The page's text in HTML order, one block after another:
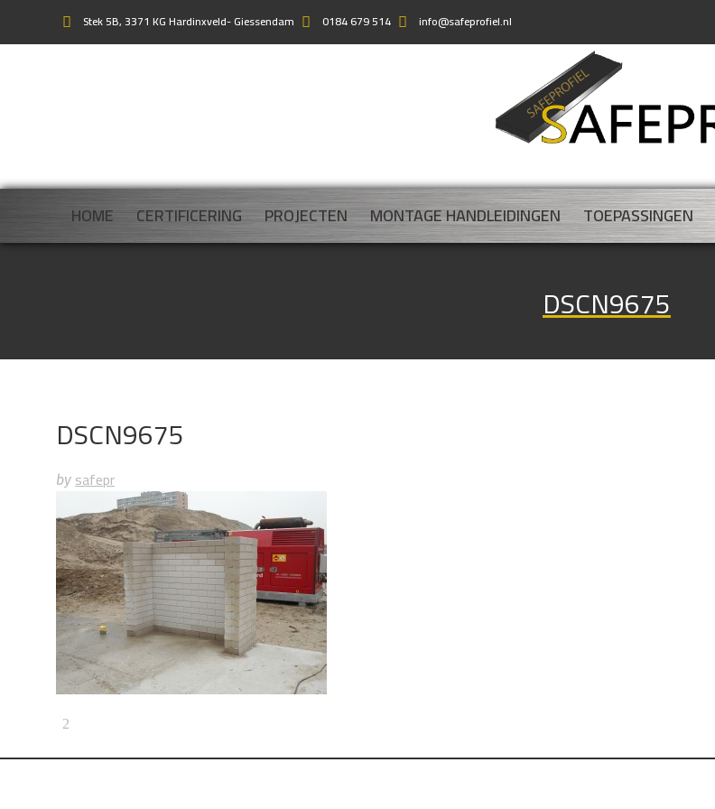
Stek 5B, 3371 KG Hardinxveld- Giessendam 0184 679 514 info@safeprofiel.nl
HOME CERTIFICERING PROJECTEN MONTAGE HANDLEIDINGEN TOEPASSINGEN
DSCN9675
DSCN9675
by safepr